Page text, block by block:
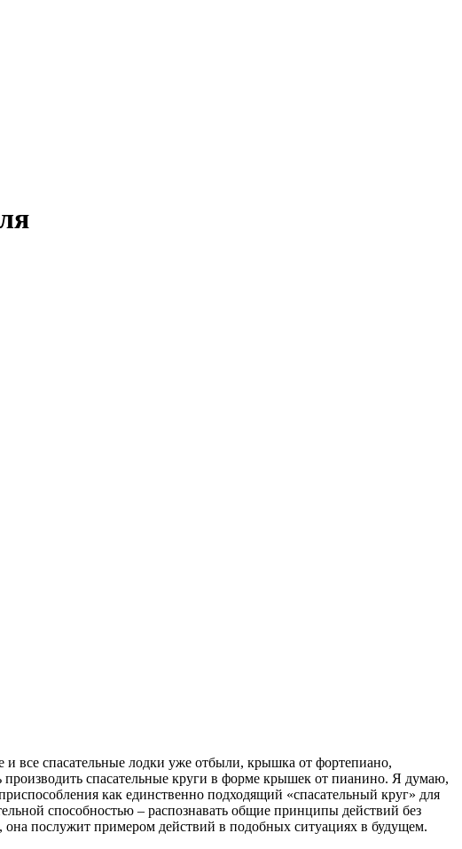
и все спасательные лодки уже отбыли, крышка от фортепиано,
производить спасательные круги в форме крышек от пианино. Я думаю,
как единственно подходящий «спасательный круг» для
способностью – распознавать общие принципы действий без
послужит примером действий в подобных ситуациях в будущем.